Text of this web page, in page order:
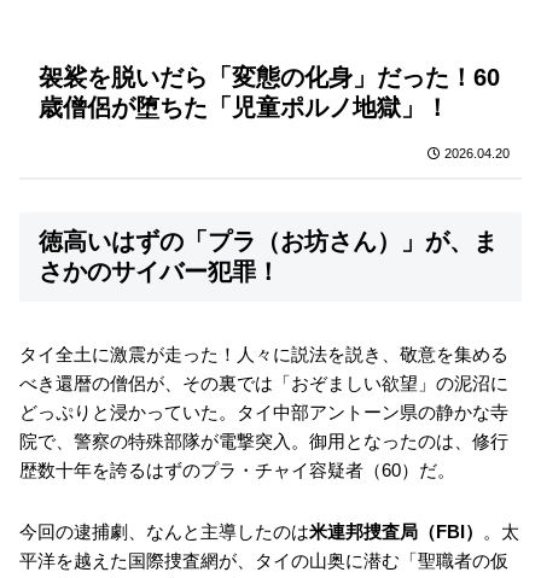
袈裟を脱いだら「変態の化身」だった！60
歳僧侶が堕ちた「児童ポルノ地獄」！
2026.04.20
徳高いはずの「プラ（お坊さん）」が、ま
さかのサイバー犯罪！
タイ全土に激震が走った！人々に説法を説き、敬意を集める
べき還暦の僧侶が、その裏では「おぞましい欲望」の泥沼に
どっぷりと浸かっていた。タイ中部アントーン県の静かな寺
院で、警察の特殊部隊が電撃突入。御用となったのは、修行
歴数十年を誇るはずのプラ・チャイ容疑者（60）だ。
今回の逮捕劇、なんと主導したのは米連邦捜査局（FBI）
。太
平洋を越えた国際捜査網が、タイの山奥に潜む「聖職者の仮